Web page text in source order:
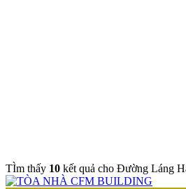
TÌm thấy 10 kết quả cho Đường Láng